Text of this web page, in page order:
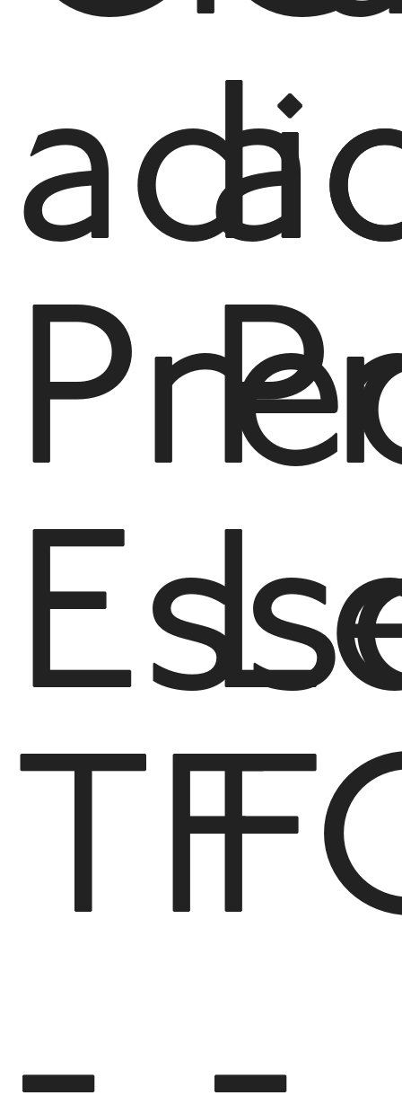
TF